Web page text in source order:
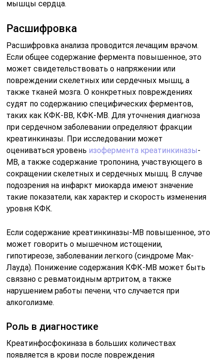
мышцы сердца.
Расшифровка
Расшифровка анализа проводится лечащим врачом.
Если общее содержание фермента повышенное, это
может свидетельствовать о напряжении или
повреждении скелетных или сердечных мышц, а
также тканей мозга. О конкретных повреждениях
судят по содержанию специфических ферментов,
таких как КФК-ВВ, КФК-МВ. Для уточнения диагноза
при сердечном заболевании определяют фракции
креатинкиназы. При исследовании может
оцениваться уровень изофермента креатинкиназы-
МВ, а также содержание тропонина, участвующего в
сокращении скелетных и сердечных мышц. В случае
подозрения на инфаркт миокарда имеют значение
такие показатели, как характер и скорость изменения
уровня КФК.
Если содержание креатинкиназы-МВ повышенное, это
может говорить о мышечном истощении,
гипотиреозе, заболевании легкого (синдроме Мак-
Лауда). Понижение содержания КФК-МВ может быть
связано с ревматоидным артритом, а также
нарушением работы печени, что случается при
алкоголизме.
Роль в диагностике
Креатинфосфокиназа в больших количествах
появляется в крови после повреждения